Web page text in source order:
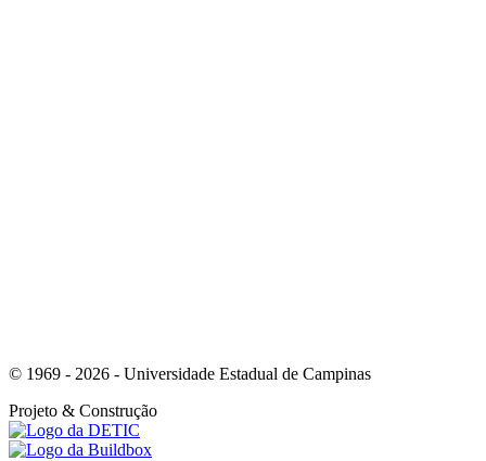
© 1969 - 2026 - Universidade Estadual de Campinas
Projeto & Construção